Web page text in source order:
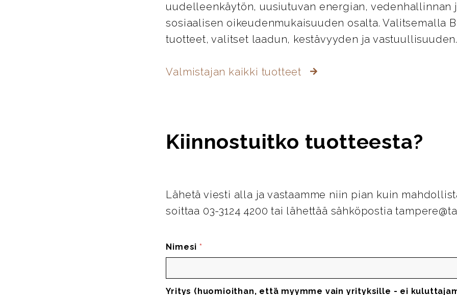
uudelleenkäytön, uusiutuvan energian, vedenhallinnan
sosiaalisen oikeudenmukaisuuden osalta. Valitsemalla
tuotteet, valitset laadun, kestävyyden ja vastuullisuuden.
Valmistajan kaikki tuotteet
Kiinnostuitko tuotteesta?
Lähetä viesti alla ja vastaamme niin pian kuin
soittaa 03-3124 4200 tai lähettää sähköpostia
Nimesi *
Yritys (huomioithan, että myymme vain yrityksille - ei